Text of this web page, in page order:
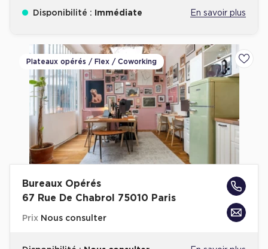
Disponibilité : Immédiate En savoir plus
Plateaux opérés / Flex / Coworking
Bureaux Opérés
67 Rue De Chabrol 75010 Paris
Prix Nous consulter